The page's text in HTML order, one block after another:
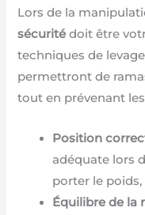
Lors de la
sécurité doit être
techniques de
permettront de
tout en prévenant
Position
adéquate lors
porter le
Équilibre de la